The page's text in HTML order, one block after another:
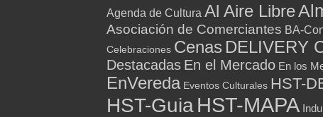
Agenda de Cultura Al Aire Libre
Asociación de Comerciantes BA-
Celebraciones Cenas DELIVERY
Destacadas En el Mercado En los
EnVereda Eventos Culturales HST-
HST-Guia HST-MAPA